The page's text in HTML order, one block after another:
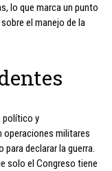
lo que marca un punto
el manejo de la
político y
operaciones militares
declarar la guerra.
solo el Congreso tiene